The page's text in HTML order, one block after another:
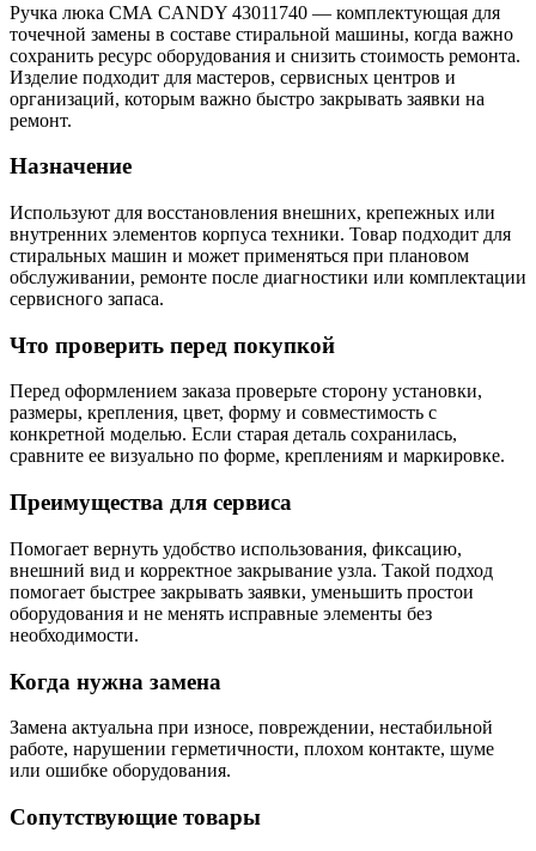
Ручка люка СМА CANDY 43011740 — комплектующая для
точечной замены в составе стиральной машины, когда важно
сохранить ресурс оборудования и снизить стоимость ремонта.
Изделие подходит для мастеров, сервисных центров и
организаций, которым важно быстро закрывать заявки на
ремонт.
Назначение
Используют для восстановления внешних, крепежных или
внутренних элементов корпуса техники. Товар подходит для
стиральных машин и может применяться при плановом
обслуживании, ремонте после диагностики или комплектации
сервисного запаса.
Что проверить перед покупкой
Перед оформлением заказа проверьте сторону установки,
размеры, крепления, цвет, форму и совместимость с
конкретной моделью. Если старая деталь сохранилась,
сравните ее визуально по форме, креплениям и маркировке.
Преимущества для сервиса
Помогает вернуть удобство использования, фиксацию,
внешний вид и корректное закрывание узла. Такой подход
помогает быстрее закрывать заявки, уменьшить простои
оборудования и не менять исправные элементы без
необходимости.
Когда нужна замена
Замена актуальна при износе, повреждении, нестабильной
работе, нарушении герметичности, плохом контакте, шуме
или ошибке оборудования.
Сопутствующие товары